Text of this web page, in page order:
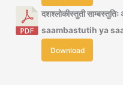
दशश्लोकीस्तुती
saambastutih ya
Download